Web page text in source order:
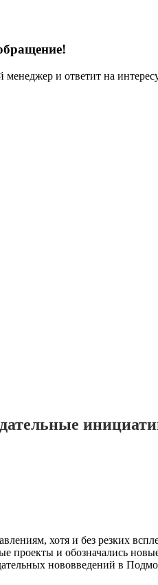
и ответит на
хотя и без резких
и обозначались
нововведений в